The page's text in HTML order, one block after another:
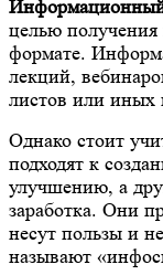
целью
формате.
лекций,
листов или иных
Однако стоит
подходят к
улучшению, а
заработка. Они
несут пользы и
называют